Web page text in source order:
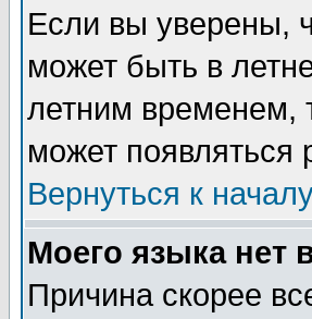
Если вы уверены,
может быть в
летним временем,
может
Вернуться к
Моего языка нет
Причина скорее